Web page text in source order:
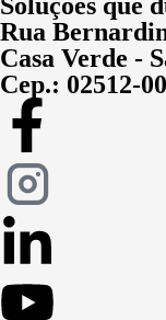
Rua
Casa Verde -
Cep.: 02512-